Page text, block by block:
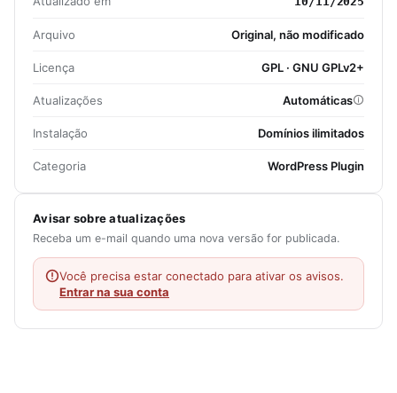
Arquivo Original, não modificado
Licença GPL · GNU GPLv2+
Atualizações Automáticas
Instalação Domínios ilimitados
Categoria WordPress Plugin
Avisar sobre atualizações
Receba um e-mail quando uma nova versão for publicada.
Você precisa estar conectado para ativar os avisos.
Entrar na sua conta